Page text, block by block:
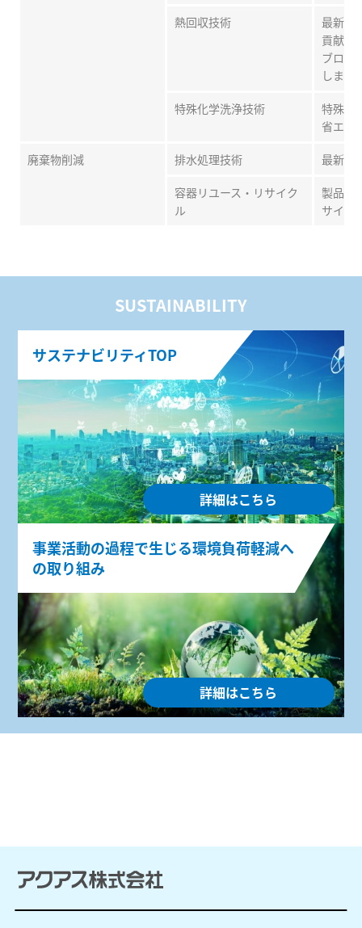
熱回収技術
最新の
貢献し
ブロー
します
特殊化学洗浄技術
特殊化
省エネ
廃棄物削減 排水処理技術 最新の
容器リユース・リサイク
ル
製品容
サイク
SUSTAINABILITY
サステナビリティTOP
詳細はこちら
事業活動の過程で生じる環境負荷軽減へ
の取り組み
詳細はこちら